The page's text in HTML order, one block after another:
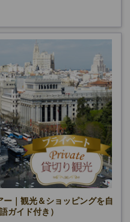
｜観光＆ショッピングを自
ガイド付き）